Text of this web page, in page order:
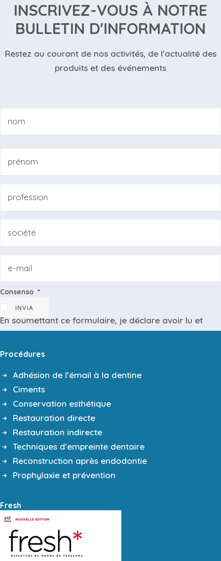
INSCRIVEZ-VOUS À NOTRE
BULLETIN D'INFORMATION
Restez au courant de nos activités, de l'actualité des
produits et des événements
Consenso *
En soumettant ce formulaire, je déclare avoir lu et
informations spécifiques
INVIA
Procédures
Adhésion de l’émail à la dentine
Ciments
Conservation esthétique
Restauration directe
Restauration indirecte
Techniques d’empreinte dentaire
Reconstruction après endodontie
Prophylaxie et prévention
Fresh